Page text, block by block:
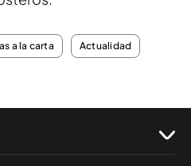
a la carta Actualidad